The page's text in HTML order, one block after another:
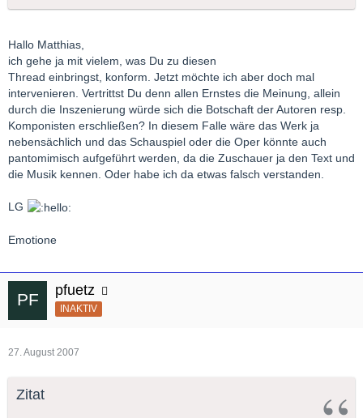
Hallo Matthias,
ich gehe ja mit vielem, was Du zu diesen
Thread einbringst, konform. Jetzt möchte ich aber doch mal
intervenieren. Vertrittst Du denn allen Ernstes die Meinung, allein
durch die Inszenierung würde sich die Botschaft der Autoren resp.
Komponisten erschließen? In diesem Falle wäre das Werk ja
nebensächlich und das Schauspiel oder die Oper könnte auch
pantomimisch aufgeführt werden, da die Zuschauer ja den Text und
die Musik kennen. Oder habe ich da etwas falsch verstanden.
LG
Emotione
pfuetz
INAKTIV
27. August 2007
Zitat